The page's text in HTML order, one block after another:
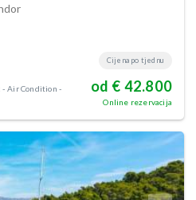
Air Condition
Cijena po tjednu
od € 42.800
Online rezervacija